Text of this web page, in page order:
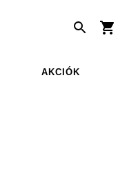
AKCIÓK